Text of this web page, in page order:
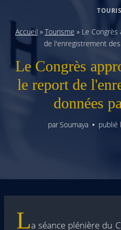
Accueil » Tourisme » Le
de l'enregistrement
Le Congrès
le report de
données
parSoumaya publié
La séance plénière du